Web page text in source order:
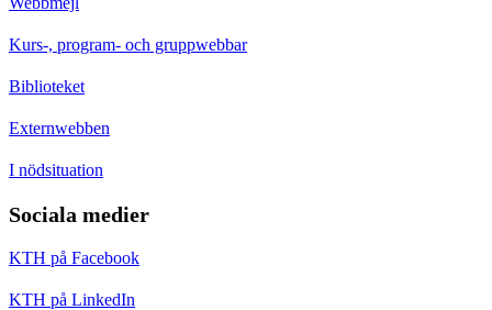
Kurs-, program- och gruppwebbar
Biblioteket
Externwebben
I nödsituation
Sociala medier
KTH på Facebook
KTH på LinkedIn